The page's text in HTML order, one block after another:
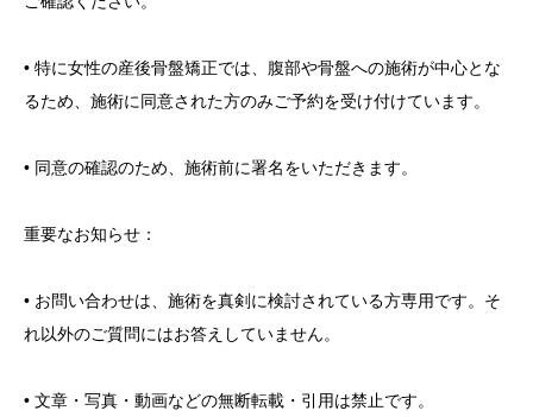
• 特に女性の産後骨盤矯正では、腹部や骨盤への施術が中心とな
るため、施術に同意された方のみご予約を受け付けています。
• 同意の確認のため、施術前に署名をいただきます。
重要なお知らせ：
• お問い合わせは、施術を真剣に検討されている方専用です。そ
れ以外のご質問にはお答えしていません。
• 文章・写真・動画などの無断転載・引用は禁止です。